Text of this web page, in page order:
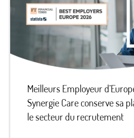
Meilleurs Employeur
Synergie Care conserve sa
le secteur du recrutement